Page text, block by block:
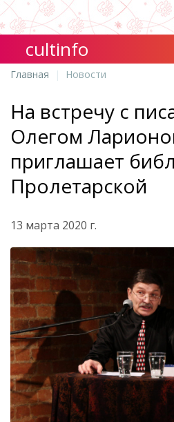
cultinfo
Главная Новости
На встречу с
Олегом
приглашает
Пролетарской
13 марта 2020 г.